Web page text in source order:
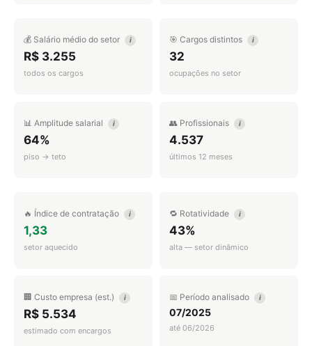
💰 Salário médio do setor i
R$ 3.255
todos os cargos
🎯 Cargos distintos i
32
ocupações no setor
📊 Amplitude salarial i
64%
piso → teto
👥 Profissionais i
4.537
últimos 12 meses
🔥 Índice de contratação i
1,33
setor aquecido
🔁 Rotatividade i
43%
alta — setor dinâmico
🏢 Custo empresa (est.) i
R$ 5.534
estimado com encargos
📅 Período analisado i
07/2025
até 06/2026